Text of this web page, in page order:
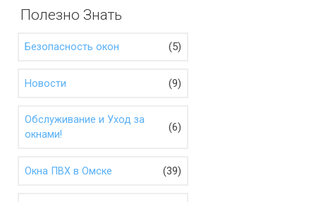
Полезно Знать
Безопасность окон (5)
Новости (9)
Обслуживание и Уход за
окнами!
(6)
Окна ПВХ в Омске (39)